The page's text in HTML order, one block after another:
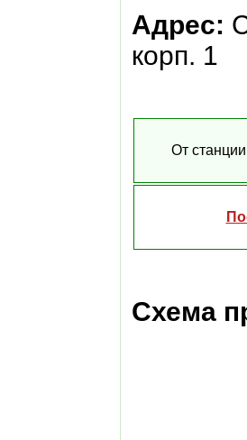
Адрес:
корп. 1
От
Схема